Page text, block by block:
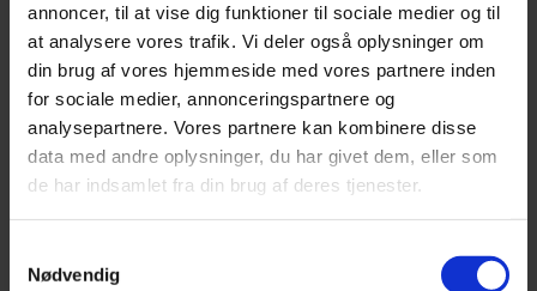
annoncer, til at vise dig funktioner til sociale medier og til
at analysere vores trafik. Vi deler også oplysninger om
din brug af vores hjemmeside med vores partnere inden
for sociale medier, annonceringspartnere og
analysepartnere. Vores partnere kan kombinere disse
data med andre oplysninger, du har givet dem, eller som
de har indsamlet fra din brug af deres tjenester.
Nødvendig
KLAR TIL AT VÆLGE DET
RETTE
FLÅDESTYRINGSFIRMA?
Hvis du leder efter et af de flådestyring firmaer, der leverer
både overblik og resultater, er TrackMe et stærkt valg.
Kontakt TrackMe i dag
og få en uforpligtende snak om,